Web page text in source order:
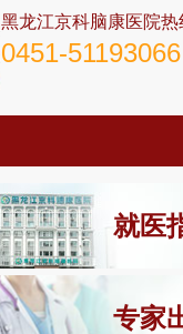
黑龙江京科脑康医院热
0451-51193066
就医
专家